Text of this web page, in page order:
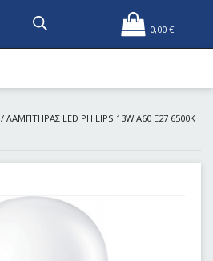
0,00 €
/ ΛΑΜΠΤΗΡΑΣ LED PHILIPS 13W A60 E27 6500K